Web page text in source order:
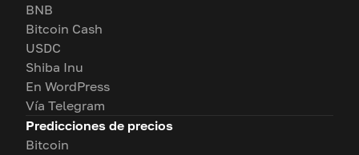
BNB
Bitcoin Cash
USDC
Shiba Inu
En WordPress
Vía Telegram
Predicciones de precios
Bitcoin